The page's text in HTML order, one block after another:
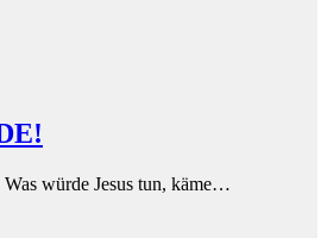
würde Jesus tun, käme…